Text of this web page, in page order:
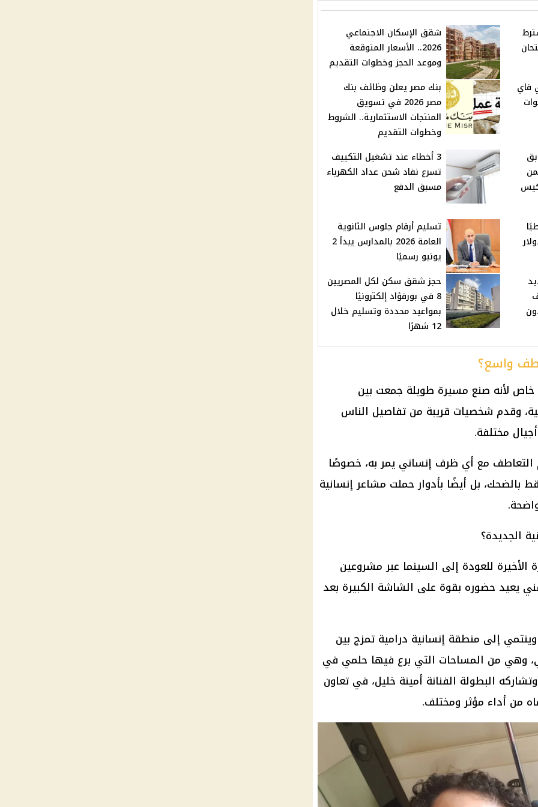
شقق الإسكان الاجتماعي
2026.. الأسعار المتوقعة
وموعد الحجز وخطوات التقديم
فاي
بنك مصر يعلن وظائف بنك
مصر 2026 في تسويق
المنتجات الاستثمارية.. الشروط
وخطوات التقديم
3 أخطاء عند تشغيل التكييف
تسرع نفاد شحن عداد الكهرباء
مسبق الدفع
دولار
تسليم أرقام جلوس الثانوية
العامة 2026 بالمدارس يبدأ 2
يونيو رسميًا
ألف
حجز شقق سكن لكل المصريين
8 في بورفؤاد إلكترونيًا
بمواعيد محددة وتسليم خلال
12 شهرًا
واسع؟
لأنه صنع مسيرة طويلة جمعت بين
وقدم شخصيات قريبة من تفاصيل الناس
مختلفة.
مع أي ظرف إنساني يمر به، خصوصًا
بالضحك، بل أيضًا بأدوار حملت مشاعر إنسانية
الجديدة؟
للعودة إلى السينما عبر مشروعين
يعيد حضوره بقوة على الشاشة الكبيرة بعد
إلى منطقة إنسانية درامية تمزج بين
وهي من المساحات التي برع فيها حلمي في
البطولة الفنانة أمينة خليل، في تعاون
من أداء مؤثر ومختلف.